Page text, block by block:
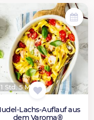
Std. 5 Min.
Lachs-Auflauf aus
dem Varoma®